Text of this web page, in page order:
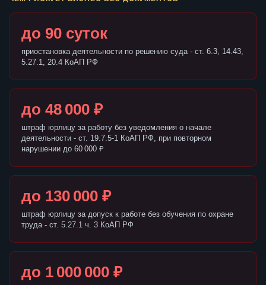
до 90 суток
приостановка деятельности по решению суда - ст. 6.3, 14.43,
5.27.1, 20.4 КоАП РФ
до 48 000 ₽
штраф юрлицу за работу без уведомления о начале
деятельности - ст. 19.7.5-1 КоАП РФ, при повторном
нарушении до 60 000 ₽
до 130 000 ₽
штраф юрлицу за допуск к работе без обучения по охране
труда - ст. 5.27.1 ч. 3 КоАП РФ
до 1 000 000 ₽